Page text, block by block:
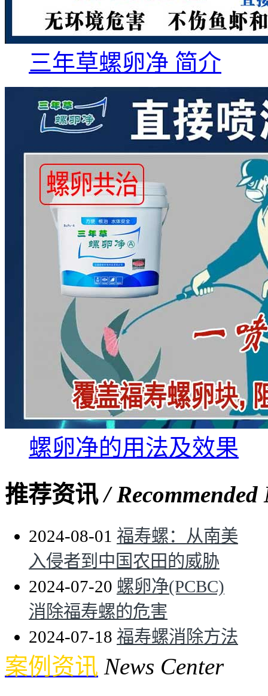
三年草螺卵净 简介
螺卵净的用法及效果
推荐资讯/ Recommended
2024-08-01 福寿螺：从南美
入侵者到中国农田的威胁
2024-07-20 螺卵净(PCBC)
消除福寿螺的危害
2024-07-18 福寿螺消除方法
案例资讯 News Center